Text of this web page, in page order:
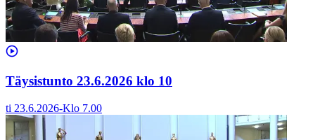
Täysistunto 23.6.2026 klo 10
ti 23.6.2026-Klo 7.00